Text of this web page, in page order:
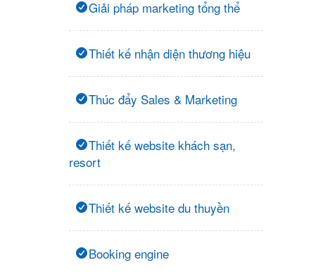
Giải pháp marketing tổng thể
Thiết kế nhận diện thương hiệu
Thúc đẩy Sales & Marketing
Thiết kế website khách sạn,
resort
Thiết kế website du thuyền
Booking engine